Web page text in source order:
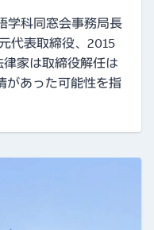
学科同窓会事務局長
代表取締役、2015
家は取締役解任は
があった可能性を指